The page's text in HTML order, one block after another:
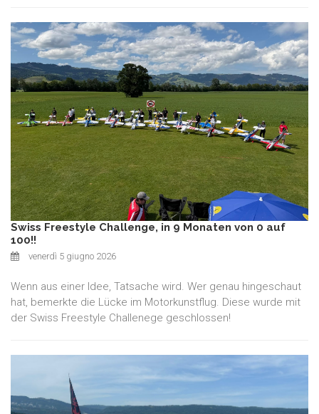
Swiss Freestyle Challenge, in 9 Monaten von 0 auf
100!!
venerdì 5 giugno 2026
Wenn aus einer Idee, Tatsache wird. Wer genau hingeschaut
hat, bemerkte die Lücke im Motorkunstflug. Diese wurde mit
der Swiss Freestyle Challenege geschlossen!